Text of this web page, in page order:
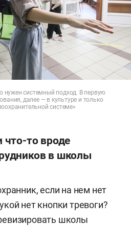
нужен системный подход. В первую
далее — в культуре и только
системе»
что-то вроде
в школы
если на нем нет
нет кнопки тревоги?
школы